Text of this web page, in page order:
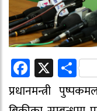
X
प्रधानमन्त्री